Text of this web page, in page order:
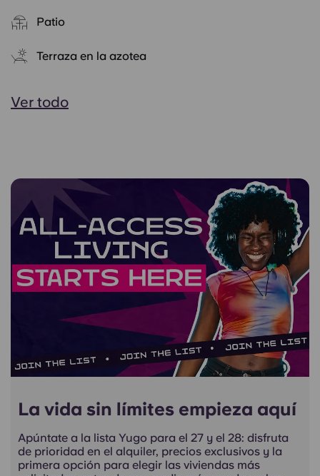
Patio
Terraza en la azotea
Ver todo
La vida sin límites empieza aquí
Apúntate a la lista Yugo para el 27 y el 28: disfruta
de prioridad en el alquiler, precios exclusivos y la
primera opción para elegir las viviendas más